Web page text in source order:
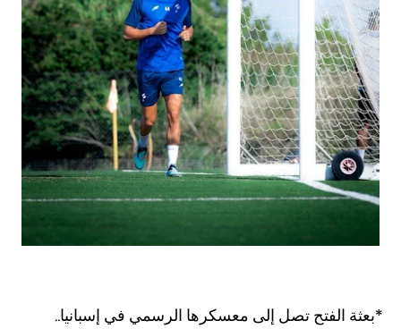
*بعثة الفتح تصل إلى معسكرها الرسمي في إسبانيا..